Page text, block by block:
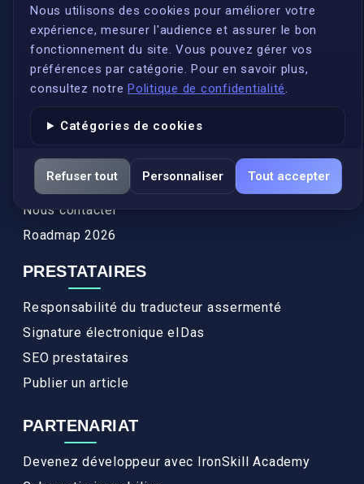
Nous utilisons des cookies pour améliorer votre
expérience, mesurer l'audience et assurer le bon
fonctionnement du site. Vous pouvez gérer vos
préférences par catégorie. Pour en savoir plus,
consultez notre Politique de confidentialité.
Catégories de cookies
Refuser tout Personnaliser Tout accepter
S'inscrire
Qui sommes-nous ?
Conformité
Annuaires des traducteurs assermentés
Actualités
Services
FAQ
Nous contacter
Roadmap 2026
PRESTATAIRES
Responsabilité du traducteur assermenté
Signature électronique eIDas
SEO prestataires
Publier un article
PARTENARIAT
Devenez développeur avec IronSkill Academy